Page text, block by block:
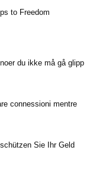
to Freedom
du ikke må gå glipp
connessioni mentre
Sie Ihr Geld